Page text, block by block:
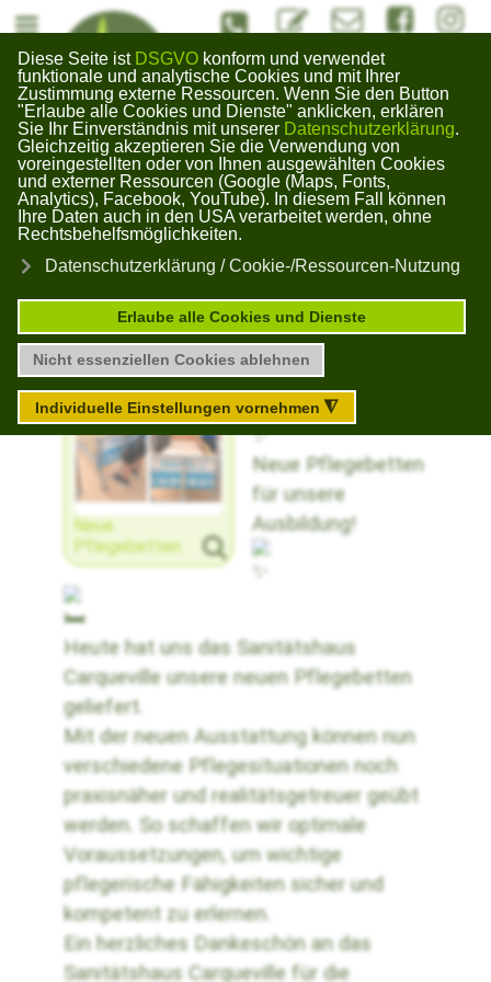
Diese Seite ist DSGVO konform und verwendet
funktionale und analytische Cookies und mit Ihrer
Zustimmung externe Ressourcen. Wenn Sie den Button
"Erlaube alle Cookies und Dienste" anklicken, erklären
Sie Ihr Einverständnis mit unserer Datenschutzerklärung.
Gleichzeitig akzeptieren Sie die Verwendung von
voreingestellten oder von Ihnen ausgewählten Cookies
und externer Ressourcen (Google (Maps, Fonts,
Analytics), Facebook, YouTube). In diesem Fall können
Ihre Daten auch in den USA verarbeitet werden, ohne
Rechtsbehelfsmöglichkeiten.
Datenschutzerklärung / Cookie-/Ressourcen-Nutzung
Individuelle Einstellungen vornehmen◮
Erlaube alle Cookies und Dienste
Nicht essenziellen Cookies ablehnen
Bildungswerk
Gera Kaimberg
#Kontaktformuarinfo@bildungswerk-
Unser Blog zu aktuellen Themen
Neue Pflegebetten
Abgelaufen
Neue
Pflegebetten
Neue Pflegebetten
für unsere
Ausbildung!
Heute hat uns das Sanitätshaus
Carqueville unsere neuen Pflegebetten
geliefert.
Mit der neuen Ausstattung können nun
verschiedene Pflegesituationen noch
praxisnäher und realitätsgetreuer geübt
werden. So schaffen wir optimale
Voraussetzungen, um wichtige
pflegerische Fähigkeiten sicher und
kompetent zu erlernen.
Ein herzliches Dankeschön an das
Sanitätshaus Carqueville für die
×